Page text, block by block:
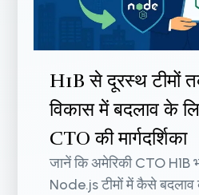
H1B से दूरस्थ टीमों
विकास में बदलाव के
CTO की मार्गदर्शिका
जानें कि अमेरिकी CTO H1B
Node.js टीमों में कैसे